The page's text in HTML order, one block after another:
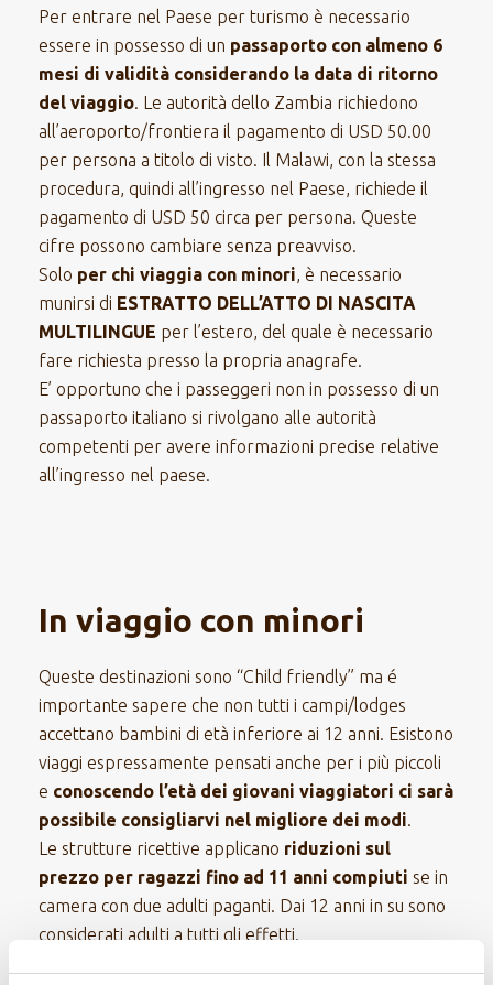
Per entrare nel Paese per turismo è necessario
essere in possesso di un passaporto con almeno 6
mesi di validità considerando la data di ritorno
del viaggio. Le autorità dello Zambia richiedono
all’aeroporto/frontiera il pagamento di USD 50.00
per persona a titolo di visto. Il Malawi, con la stessa
procedura, quindi all’ingresso nel Paese, richiede il
pagamento di USD 50 circa per persona. Queste
cifre possono cambiare senza preavviso.
Solo per chi viaggia con minori, è necessario
munirsi di ESTRATTO DELL’ATTO DI NASCITA
MULTILINGUE per l’estero, del quale è necessario
fare richiesta presso la propria anagrafe.
E’ opportuno che i passeggeri non in possesso di un
passaporto italiano si rivolgano alle autorità
competenti per avere informazioni precise relative
all’ingresso nel paese.
In viaggio con minori
Queste destinazioni sono “Child friendly” ma é
importante sapere che non tutti i campi/lodges
accettano bambini di età inferiore ai 12 anni. Esistono
viaggi espressamente pensati anche per i più piccoli
e conoscendo l’età dei giovani viaggiatori ci sarà
possibile consigliarvi nel migliore dei modi.
Le strutture ricettive applicano riduzioni sul
prezzo per ragazzi fino ad 11 anni compiuti se in
camera con due adulti paganti. Dai 12 anni in su sono
considerati adulti a tutti gli effetti.